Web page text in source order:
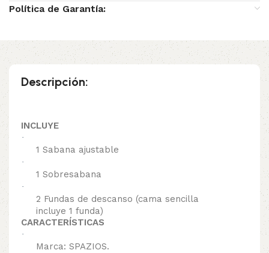
Política de Garantía:
Descripción:
INCLUYE
·
1 Sabana ajustable
·
1 Sobresabana
·
2 Fundas de descanso (cama sencilla
incluye 1 funda)
CARACTERÍSTICAS
·
Marca: SPAZIOS.